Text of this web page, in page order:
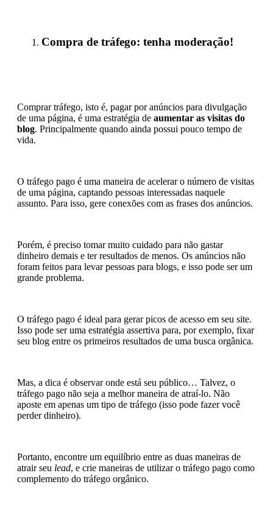
Compra de tráfego: tenha moderação!
Comprar tráfego, isto é, pagar por anúncios para divulgação
de uma página, é uma estratégia de aumentar as visitas do
blog. Principalmente quando ainda possui pouco tempo de
vida.
O tráfego pago é uma maneira de acelerar o número de visitas
de uma página, captando pessoas interessadas naquele
assunto. Para isso, gere conexões com as frases dos anúncios.
Porém, é preciso tomar muito cuidado para não gastar
dinheiro demais e ter resultados de menos. Os anúncios não
foram feitos para levar pessoas para blogs, e isso pode ser um
grande problema.
O tráfego pago é ideal para gerar picos de acesso em seu site.
Isso pode ser uma estratégia assertiva para, por exemplo, fixar
seu blog entre os primeiros resultados de uma busca orgânica.
Mas, a dica é observar onde está seu público… Talvez, o
tráfego pago não seja a melhor maneira de atraí-lo. Não
aposte em apenas um tipo de tráfego (isso pode fazer você
perder dinheiro).
Portanto, encontre um equilíbrio entre as duas maneiras de
atrair seu lead, e crie maneiras de utilizar o tráfego pago como
complemento do tráfego orgânico.